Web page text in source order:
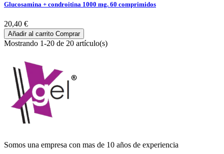
Glucosamina + condroitina 1000 mg. 60 comprimidos
20,40 €
Añadir al carrito Comprar
Mostrando 1-20 de 20 artículo(s)
Somos una empresa con mas de 10 años de experiencia